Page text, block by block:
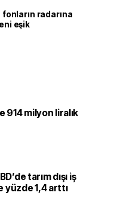
fonların radarına
eşik
914 milyon liralık
tarım dışı iş
1,4 arttı